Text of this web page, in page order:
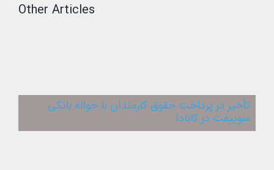
Other Articles
تأخیر در پرداخت حقوق کارمندان با حواله بانکی
سوییفت در کانادا